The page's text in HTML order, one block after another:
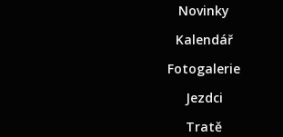
Novinky
Kalendář
Fotogalerie
Jezdci
Tratě